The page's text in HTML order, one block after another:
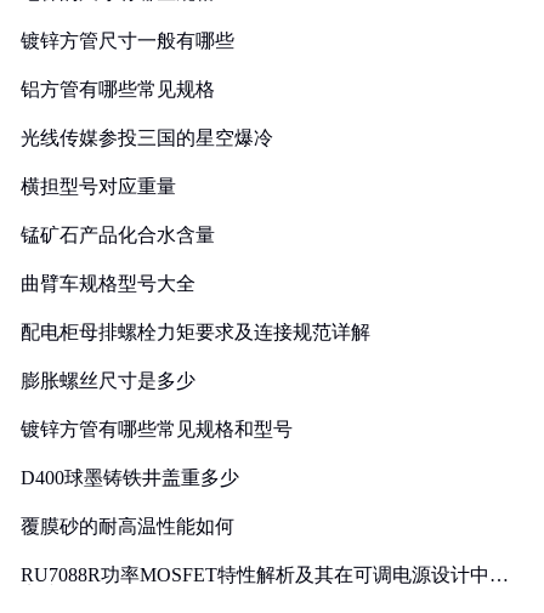
镀锌方管尺寸一般有哪些
铝方管有哪些常见规格
光线传媒参投三国的星空爆冷
横担型号对应重量
锰矿石产品化合水含量
曲臂车规格型号大全
配电柜母排螺栓力矩要求及连接规范详解
膨胀螺丝尺寸是多少
镀锌方管有哪些常见规格和型号
D400球墨铸铁井盖重多少
覆膜砂的耐高温性能如何
RU7088R功率MOSFET特性解析及其在可调电源设计中的